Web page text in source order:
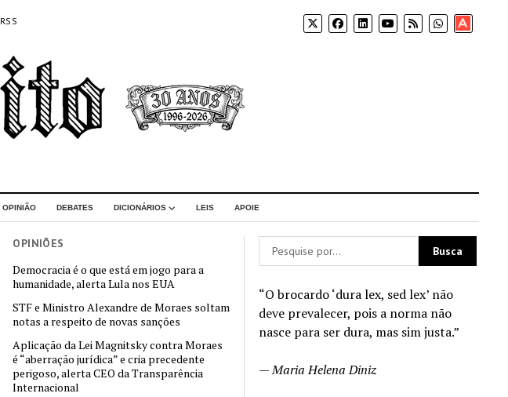
RSS
Apoia-
se
OPINIÃO DEBATES DICIONÁRIOS LEIS APOIE
“O brocardo ‘dura lex, sed lex’ não
deve prevalecer, pois a norma não
nasce para ser dura, mas sim justa.”
—Maria Helena Diniz
OPINIÕES
Democracia é o que está em jogo para a
humanidade, alerta Lula nos EUA
STF e Ministro Alexandre de Moraes soltam
notas a respeito de novas sanções
Aplicação da Lei Magnitsky contra Moraes
é “aberração jurídica” e cria precedente
perigoso, alerta CEO da Transparência
Internacional